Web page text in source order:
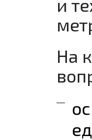
и
На